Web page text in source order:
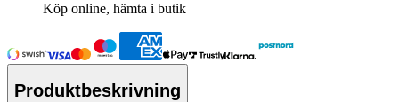
Köp online, hämta i butik
Produktbeskrivning